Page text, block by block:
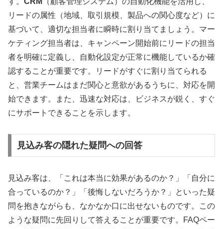
リードの属性（地域、取引規模、製品への関心度など）に
基づいて、適切な担当者に瞬時に割り当てましょう 。マー
ケティング担当者は、キャンペーン開始前にリードの担当
者を明確に定義し、自動化設定が正常に機能しているか確
認することが重要です。リードがすぐに割り当てられる
と、営業チームはまだ関心と意欲があるうちに、対応を開
始できます。また、迅速な対応は、ビジネスが鋭く、すぐ
にサポートできることを示します。
見込み客の隠れた疑問への回答
見込み客は、「これは本当に効果があるのか？」「自分に
合っているのか？」「後悔しないだろうか？」といった疑
問を抱きながらも、なかなか口に出せないものです。この
ような疑問に先回りして答えることが重要です。FAQペー